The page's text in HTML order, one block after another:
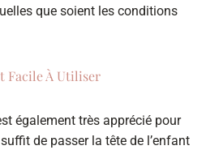
que soient les conditions
Facile À Utiliser
également très apprécié pour
de passer la tête de l’enfant